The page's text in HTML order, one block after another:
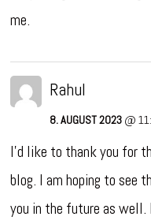
me.
Rahul
8. AUGUST 2023 @
I’d like to thank you for
blog. I am hoping to see
you in the future as